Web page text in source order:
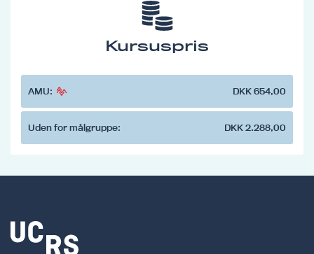
Kursuspris
AMU: DKK 654,00
Uden for målgruppe: DKK 2.288,00